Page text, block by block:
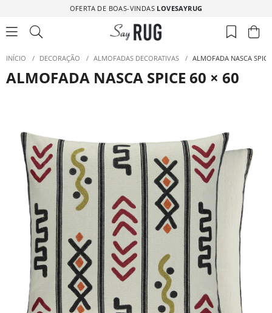
OFERTA DE BOAS-VINDAS LOVESAYRUG
INÍCIO / DECORAÇÃO / ALMOFADAS DECORATIVAS / ALMOFADA NASCA
ALMOFADA NASCA SPICE 60 × 60